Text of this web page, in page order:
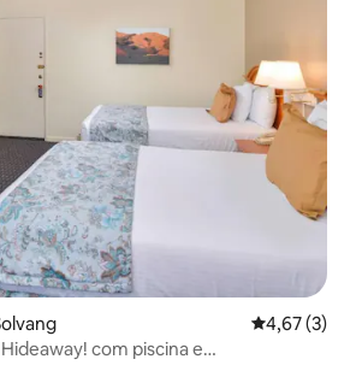
4,67 de
4,67 (3)
com piscina e